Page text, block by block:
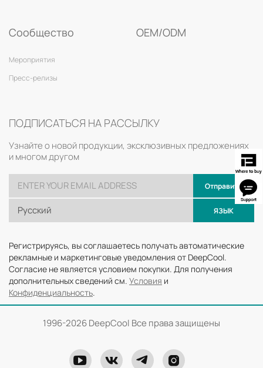
Сообщество
Мероприятия
Пресс-релизы
OEM/ODM
ПОДПИСАТЬСЯ НА РАССЫЛКУ
Узнайте о новой продукции, эксклюзивных предложениях
и многом другом
Отправить
Русский ЯЗЫК
Регистрируясь, вы соглашаетесь получать автоматические
рекламные и маркетинговые уведомления от DeepCool.
Согласие не является условием покупки. Для получения
дополнительных сведений см. Условия и
Конфиденциальность.
1996-2026 DeepCool Все права защищены